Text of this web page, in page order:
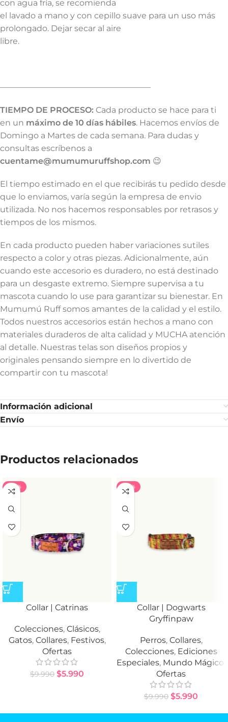
con agua fría, se recomienda
el lavado a mano y con cepillo suave para un uso más
prolongado. Dejar secar al aire
libre.
——————————————————–
TIEMPO DE PROCESO: Cada producto se hace para ti
en un máximo de 10 días hábiles. Hacemos envíos de
Domingo a Martes de cada semana. Para dudas y
consultas escríbenos a
cuentame@mumumuruffshop.com 😉
El tiempo estimado en el que recibirás tu pedido desde
que lo enviamos, varía según la empresa de envio
utilizada. No nos hacemos responsables por retrasos y
tiempos de los mismos.
En cada producto pueden haber variaciones sutiles
respecto a color y otras piezas. Adicionalmente, aún
cuando este accesorio es duradero, no está destinado
para un desgaste extremo. Siempre supervisa a tu
mascota cuando lo use para garantizar su bienestar. En
Mumumú Ruff somos amantes de la calidad y el estilo.
Todos nuestros accesorios están hechos a mano con
materiales duraderos de alta calidad y MUCHA atención
al detalle. Nuestras telas son diseños propios y
originales pensando siempre en lo divertido de
compartir con tu mascota!
Información adicional
Envío
Productos relacionados
-40%
Collar | Catrinas
Colecciones, Clásicos,
Gatos, Collares, Festivos,
Ofertas
$9.990 $5.990
-40%
Collar | Dogwarts
Gryffinpaw
Perros, Collares,
Colecciones, Ediciones
Especiales, Mundo Mágico
Ofertas
$9.990 $5.990